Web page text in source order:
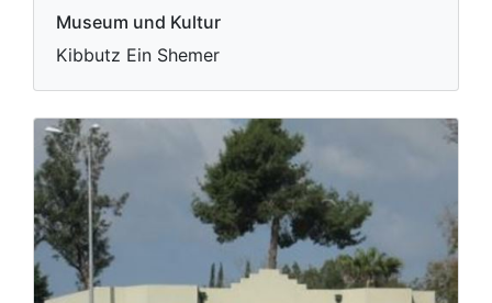
Museum und Kultur
Kibbutz Ein Shemer